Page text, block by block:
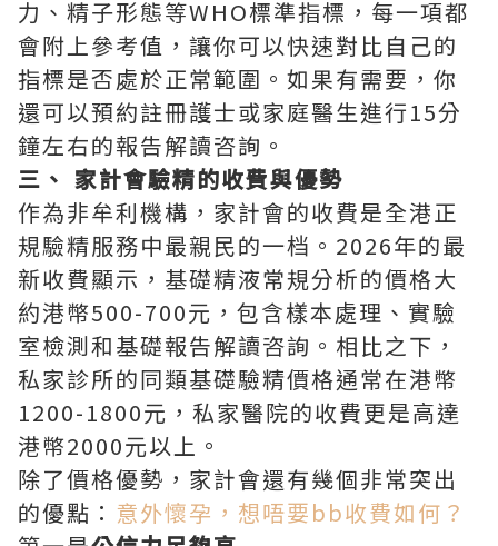
力、精子形態等WHO標準指標，每一項都
會附上參考值，讓你可以快速對比自己的
指標是否處於正常範圍。如果有需要，你
還可以預約註冊護士或家庭醫生進行15分
鐘左右的報告解讀咨詢。
三、 家計會驗精的收費與優勢
作為非牟利機構，家計會的收費是全港正
規驗精服務中最親民的一档。2026年的最
新收費顯示，基礎精液常規分析的價格大
約港幣500-700元，包含樣本處理、實驗
室檢測和基礎報告解讀咨詢。相比之下，
私家診所的同類基礎驗精價格通常在港幣
1200-1800元，私家醫院的收費更是高達
港幣2000元以上。
除了價格優勢，家計會還有幾個非常突出
的優點： 意外懷孕，想唔要bb收費如何？